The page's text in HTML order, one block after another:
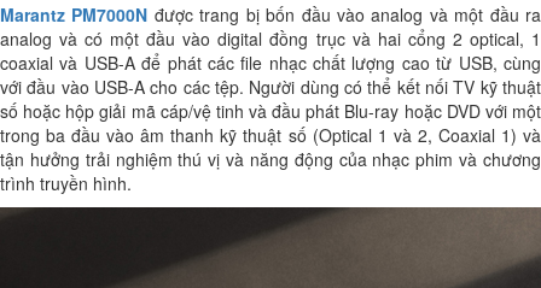
Marantz PM7000N được trang bị bốn đầu vào analog và một đầu ra
analog và có một đầu vào digital đồng trục và hai cổng 2 optical, 1
coaxial và USB-A để phát các file nhạc chất lượng cao từ USB, cùng
với đầu vào USB-A cho các tệp. Người dùng có thể kết nối TV kỹ thuật
số hoặc hộp giải mã cáp/vệ tinh và đầu phát Blu-ray hoặc DVD với một
trong ba đầu vào âm thanh kỹ thuật số (Optical 1 và 2, Coaxial 1) và
tận hưởng trải nghiệm thú vị và năng động của nhạc phim và chương
trình truyền hình.